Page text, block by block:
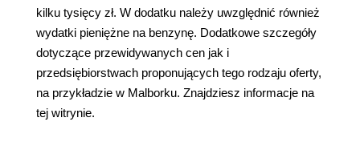
kilku tysięcy zł. W dodatku należy uwzględnić również
wydatki pieniężne na benzynę. Dodatkowe szczegóły
dotyczące przewidywanych cen jak i
przedsiębiorstwach proponujących tego rodzaju oferty,
na przykładzie w Malborku. Znajdziesz informacje na
tej witrynie.